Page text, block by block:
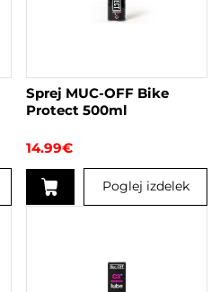
Sprej MUC-OFF Bike
Protect 500ml
14.99€
Poglej izdelek